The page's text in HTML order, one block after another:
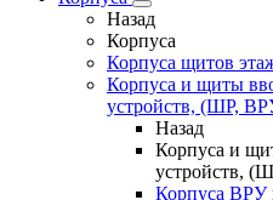
Назад
Корпуса
Корпуса щитов
Корпуса и щиты
устройств, (ШР,
Назад
Корпуса и
устройств,
Корпуса